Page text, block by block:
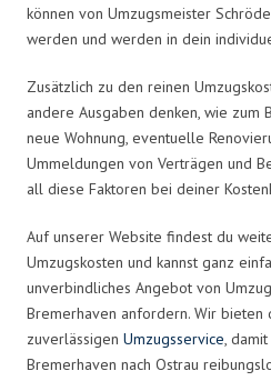
können von Umzugsmeister
werden und werden in dein
Zusätzlich zu den reinen
andere Ausgaben denken, wie zum
neue Wohnung, eventuelle
Ummeldungen von Verträgen und
all diese Faktoren bei deiner
Auf unserer Website findest du
Umzugskosten und kannst ganz
unverbindliches Angebot von
Bremerhaven anfordern. Wir
zuverlässigen Umzugsservice,
Bremerhaven nach Ostrau